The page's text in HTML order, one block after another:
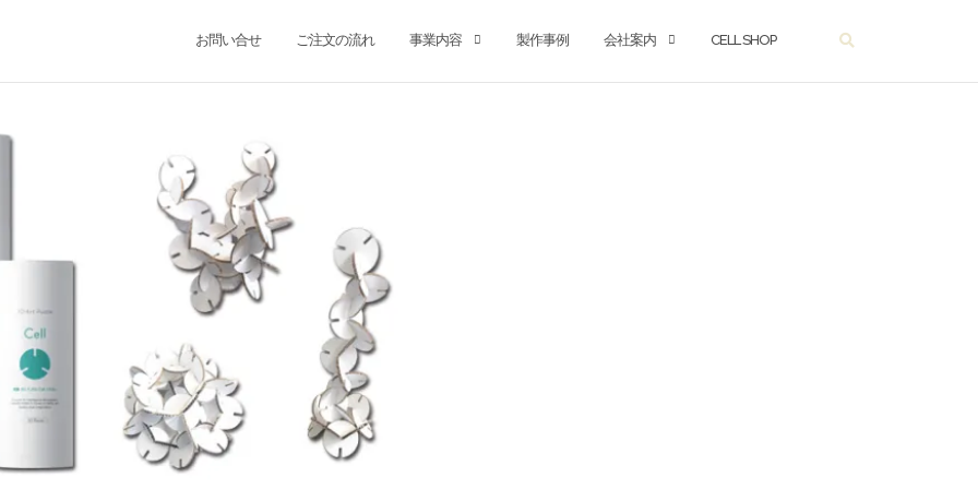
お問い合せ ご注文の流れ 事業内容 製作事例 会社案内 CELL SHOP